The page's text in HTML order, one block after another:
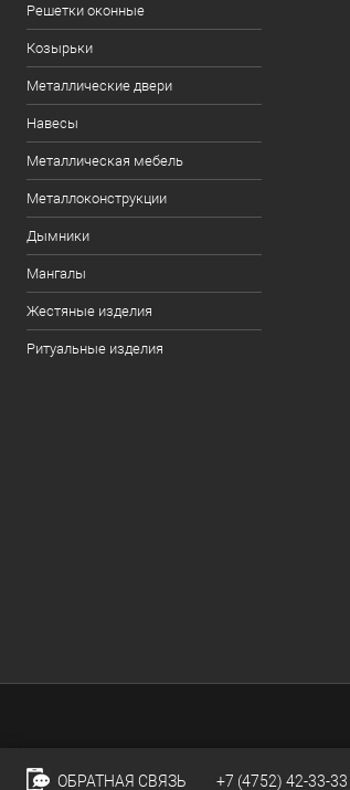
Решетки оконные
Козырьки
Металлические двери
Навесы
Металлическая мебель
Металлоконструкции
Дымники
Мангалы
Жестяные изделия
Ритуальные изделия
ОБРАТНАЯ СВЯЗЬ +7 (4752) 42-33-33